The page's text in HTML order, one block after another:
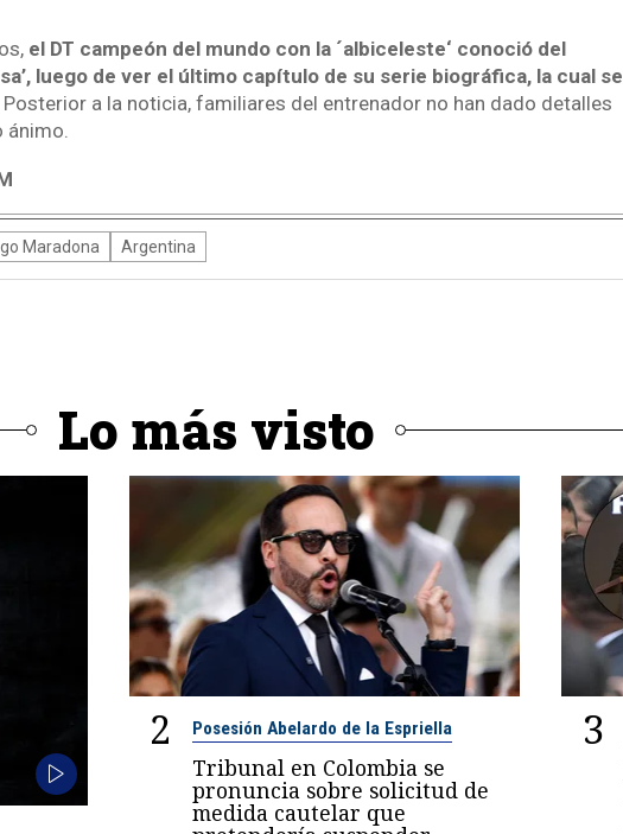
el DT campeón del mundo con la ´albiceleste‘ conoció del
luego de ver el último capítulo de su serie biográfica, la cual se
Posterior a la noticia, familiares del entrenador no han dado detalles
ánimo.
Maradona Argentina
Lo más visto
2 Posesión Abelardo de la Espriella
Tribunal en Colombia se
pronuncia sobre solicitud de
medida cautelar que
3